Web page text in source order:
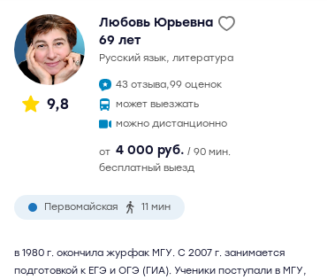
9,8
Любовь Юрьевна
69 лет
русский язык, литература
43 отзыва,99 оценок
может выезжать
можно дистанционно
от 4 000 руб. / 90 мин.
бесплатный выезд
Первомайская 11 мин
в 1980 г. окончила журфак МГУ. С 2007 г. занимается
подготовкой к ЕГЭ и ОГЭ (ГИА). Ученики поступали в МГУ,